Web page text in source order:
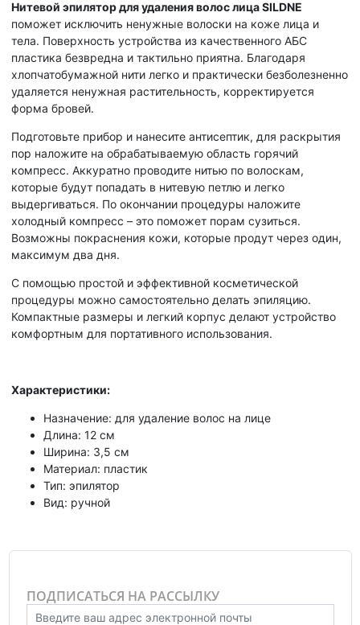
Нитевой эпилятор для удаления волос лица SILDNE
поможет исключить ненужные волоски на коже лица и
тела. Поверхность устройства из качественного АБС
пластика безвредна и тактильно приятна. Благодаря
хлопчатобумажной нити легко и практически безболезненно
удаляется ненужная растительность, корректируется
форма бровей.
Подготовьте прибор и нанесите антисептик, для раскрытия
пор наложите на обрабатываемую область горячий
компресс. Аккуратно проводите нитью по волоскам,
которые будут попадать в нитевую петлю и легко
выдергиваться. По окончании процедуры наложите
холодный компресс – это поможет порам сузиться.
Возможны покраснения кожи, которые продут через один,
максимум два дня.
С помощью простой и эффективной косметической
процедуры можно самостоятельно делать эпиляцию.
Компактные размеры и легкий корпус делают устройство
комфортным для портативного использования.
Характеристики:
Назначение: для удаление волос на лице
Длина: 12 см
Ширина: 3,5 см
Материал: пластик
Тип: эпилятор
Вид: ручной
ПОДПИСАТЬСЯ НА РАССЫЛКУ